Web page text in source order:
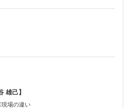
検査のスペシャリスト／診療放射線技師〜画
臨床工学技士〜医療機器のスペシャリスト／
ペシャリスト／すべての医療スタッフは，患
い… ～文書作成～
ニケーションの一形態／紹介状は"バトン"！
って難しい… ～上級医へのコンサルト～
イント／コンサルトの型／伝書鳩からの卒
常識？！ 意外とわからない病院での正しい
ある前に"人"でもある
宏】
霧海に挑もう
雄己】
現場の違い